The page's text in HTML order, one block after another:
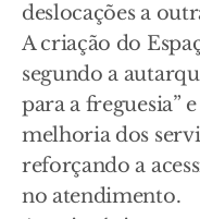
deslocações a
A criação do
segundo a
para a freguesia”
melhoria dos
reforçando a
no atendimento.